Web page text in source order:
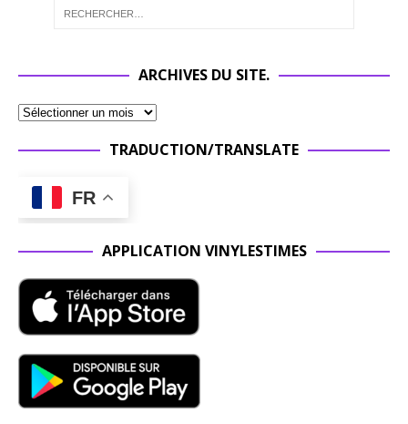
ARCHIVES DU SITE.
TRADUCTION/TRANSLATE
FR
APPLICATION VINYLESTIMES